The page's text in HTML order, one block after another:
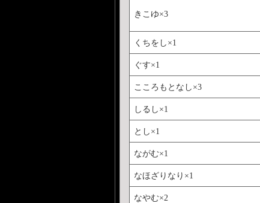
きこゆ×3
くちをし×1
ぐす×1
こころもとなし×3
しるし×1
とし×1
ながむ×1
なほざりなり×1
なやむ×2